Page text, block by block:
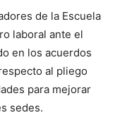
de la Escuela
laboral ante el
en los acuerdos
al pliego
para mejorar
sedes.